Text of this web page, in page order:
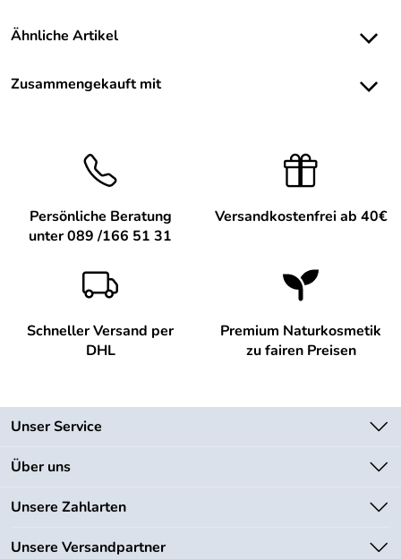
Ähnliche Artikel
Zusammengekauft mit
Persönliche Beratung
unter 089 /166 51 31
Versandkostenfrei ab 40€
Schneller Versand per
DHL
Premium Naturkosmetik
zu fairen Preisen
Unser Service
Kontakt
Lieferbedingungen
Kundenlogin
Über uns
Unsere Bestseller
Unsere Zahlarten
Unsere Versandpartner